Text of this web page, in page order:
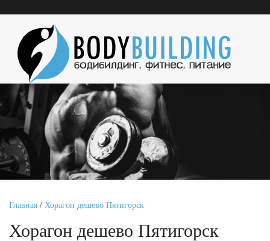
Главная / Хорагон дешево Пятигорск
Хорагон дешево Пятигорск